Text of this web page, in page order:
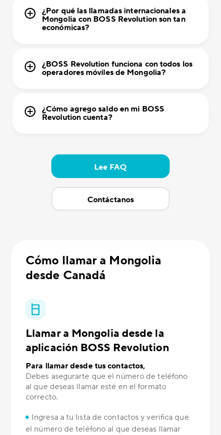
¿Por qué las llamadas internacionales a
Mongolia con BOSS Revolution son tan
económicas?
¿BOSS Revolution funciona con todos los
operadores móviles de Mongolia?
¿Cómo agrego saldo en mi BOSS
Revolution cuenta?
Lee FAQ
Contáctanos
Cómo llamar a Mongolia
desde Canadá
Llamar a Mongolia desde la
aplicación BOSS Revolution
Para llamar desde tus contactos,
Debes asegurarte que el número de teléfono
al que deseas llamar esté en el formato
correcto.
Ingresa a tu lista de contactos y verifica que
el número de teléfono al que deseas llamar